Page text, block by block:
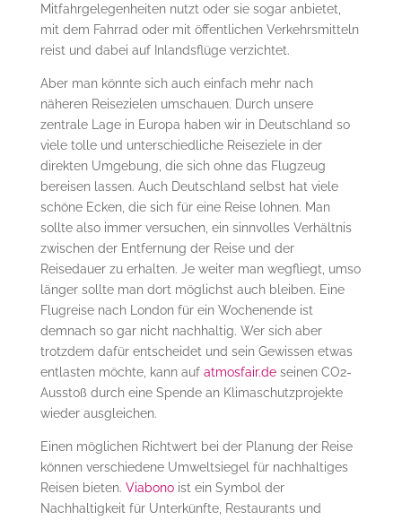
Mitfahrgelegenheiten nutzt oder sie sogar anbietet,
mit dem Fahrrad oder mit öffentlichen Verkehrsmitteln
reist und dabei auf Inlandsflüge verzichtet.
Aber man könnte sich auch einfach mehr nach
näheren Reisezielen umschauen. Durch unsere
zentrale Lage in Europa haben wir in Deutschland so
viele tolle und unterschiedliche Reiseziele in der
direkten Umgebung, die sich ohne das Flugzeug
bereisen lassen. Auch Deutschland selbst hat viele
schöne Ecken, die sich für eine Reise lohnen. Man
sollte also immer versuchen, ein sinnvolles Verhältnis
zwischen der Entfernung der Reise und der
Reisedauer zu erhalten. Je weiter man wegfliegt, umso
länger sollte man dort möglichst auch bleiben. Eine
Flugreise nach London für ein Wochenende ist
demnach so gar nicht nachhaltig. Wer sich aber
trotzdem dafür entscheidet und sein Gewissen etwas
entlasten möchte, kann auf atmosfair.deseinen CO2-
Ausstoß durch eine Spende an Klimaschutzprojekte
wieder ausgleichen.
Einen möglichen Richtwert bei der Planung der Reise
können verschiedene Umweltsiegel für nachhaltiges
Reisen bieten. Viabonoist ein Symbol der
Nachhaltigkeit für Unterkünfte, Restaurants und